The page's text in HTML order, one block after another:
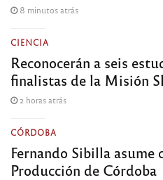
8 minutos atrás
CIENCIA
Reconocerán a seis
finalistas de la Misión
2 horas atrás
CÓRDOBA
Fernando Sibilla
Producción de Córdoba